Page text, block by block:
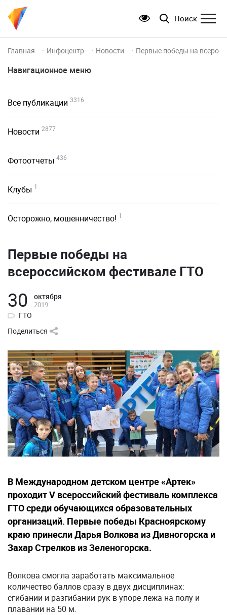
Поиск
Главная Инфоцентр Новости Первые победы на
Навигационное меню
Все публикации 3316
Новости 2877
Фотоотчеты 436
Клубы 1
Осторожно, мошенничество! 1
Первые победы на
всероссийском фестивале ГТО
30 октября
2019
ГТО
Поделиться
В Международном детском центре «Артек»
проходит V всероссийский фестиваль комплекса
ГТО среди обучающихся образовательных
организаций. Первые победы Красноярскому
краю принесли Дарья Волкова из Дивногорска и
Захар Стрелков из Зеленогорска.
Волкова смогла заработать максимальное
количество баллов сразу в двух дисциплинах:
сгибании и разгибании рук в упоре лежа на полу и
плавании на 50 м.